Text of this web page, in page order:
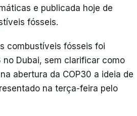
e publicada hoje de
fósseis.
combustíveis fósseis foi
Dubai, sem clarificar como
abertura da COP30 a ideia de
na terça-feira pelo